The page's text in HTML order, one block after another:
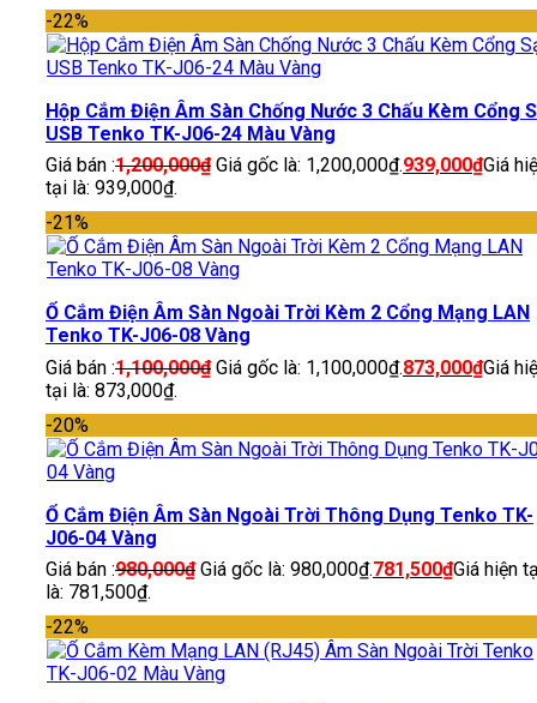
-22%
Hộp Cắm Điện Âm Sàn Chống Nước 3 Chấu Kèm Cổng
USB Tenko TK-J06-24 Màu Vàng
Giá bán :1,200,000₫ Giá gốc là: 1,200,000₫.939,000₫Giá
tại là: 939,000₫.
-21%
Ổ Cắm Điện Âm Sàn Ngoài Trời Kèm 2 Cổng Mạng LAN
Tenko TK-J06-08 Vàng
Giá bán :1,100,000₫ Giá gốc là: 1,100,000₫.873,000₫Giá
tại là: 873,000₫.
-20%
Ổ Cắm Điện Âm Sàn Ngoài Trời Thông Dụng Tenko TK-
J06-04 Vàng
Giá bán :980,000₫ Giá gốc là: 980,000₫.781,500₫Giá hiện
là: 781,500₫.
-22%